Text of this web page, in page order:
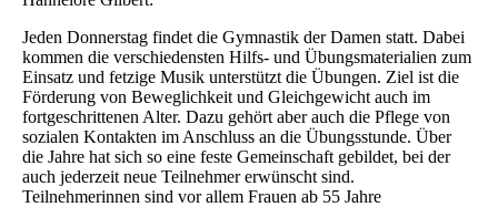
Jeden Donnerstag findet die Gymnastik der Damen statt. Dabei
kommen die verschiedensten Hilfs- und Übungsmaterialien zum
Einsatz und fetzige Musik unterstützt die Übungen. Ziel ist die
Förderung von Beweglichkeit und Gleichgewicht auch im
fortgeschrittenen Alter. Dazu gehört aber auch die Pflege von
sozialen Kontakten im Anschluss an die Übungsstunde. Über
die Jahre hat sich so eine feste Gemeinschaft gebildet, bei der
auch jederzeit neue Teilnehmer erwünscht sind.
Teilnehmerinnen sind vor allem Frauen ab 55 Jahre